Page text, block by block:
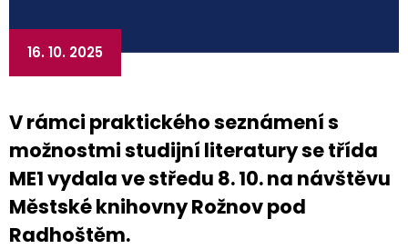
16. 10. 2025
V rámci praktického seznámení s
možnostmi studijní literatury se třída
ME1 vydala ve středu 8. 10. na návštěvu
Městské knihovny Rožnov pod
Radhoštěm.